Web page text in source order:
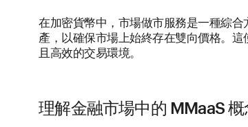
在加密貨幣中，市場做市服務是一種綜
產，以確保市場上始終存在雙向價格。
且高效的交易環境。
理解金融市場中的 MMaaS 概